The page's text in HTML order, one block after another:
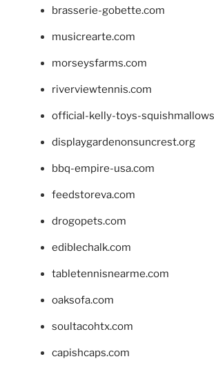
brasserie-gobette.com
musicrearte.com
morseysfarms.com
riverviewtennis.com
official-kelly-toys-
displaygardenonsuncrest.org
bbq-empire-usa.com
feedstoreva.com
drogopets.com
ediblechalk.com
tabletennisnearme.com
oaksofa.com
soultacohtx.com
capishcaps.com